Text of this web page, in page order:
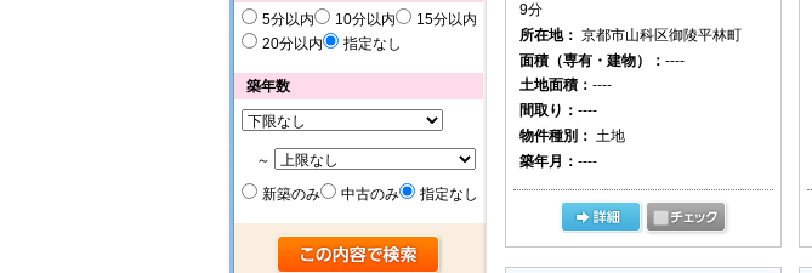
5分以内
10分以内
15分以内
20分以内
指定なし
築年数
～
新築のみ
中古のみ 指定なし
9分
所在地： 京都市山科区御陵平林町
面積（専有・建物）： ----
土地面積： ----
間取り： ----
物件種別： 土地
築年月： ----